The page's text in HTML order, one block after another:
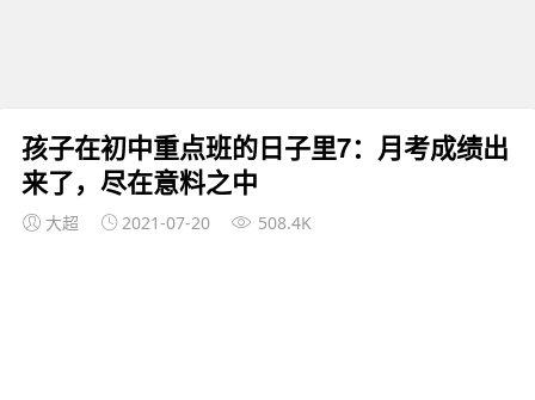
孩子在初中重点班的日子里7：月考成绩出
来了，尽在意料之中
大超 2021-07-20 508.4K